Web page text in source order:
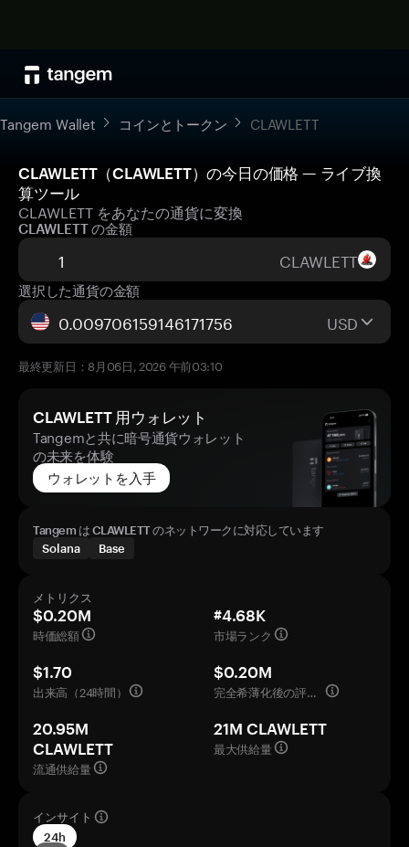
Tangem Wallet コインとトークン CLAWLETT
CLAWLETT（CLAWLETT）の今日の価格 — ライブ換
算ツール
CLAWLETT をあなたの通貨に変換
CLAWLETT の金額
CLAWLETT
選択した通貨の金額
USD
最終更新日：8月06日, 2026 午前03:10
CLAWLETT 用ウォレット
Tangemと共に暗号通貨ウォレット
の未来を体験
ウォレットを入手
Tangem は CLAWLETT のネットワークに対応しています
Solana
Base
メトリクス
$0.20M
時価総額
#4.68K
市場ランク
$1.70
出来高（24時間）
$0.20M
完全希薄化後の評価額
20.95M
CLAWLETT
流通供給量
21M CLAWLETT
最大供給量
インサイト
24h